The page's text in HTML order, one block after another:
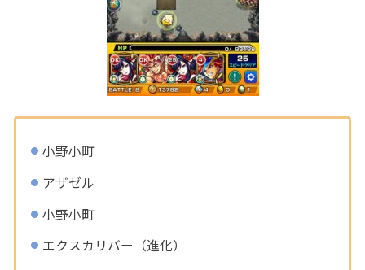
小野小町
アザゼル
小野小町
エクスカリバー（進化）